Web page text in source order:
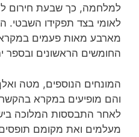
למלחמה, כך שבעת חירום
לאומי בצד תפקידו השבטי.
מארבע מאות פעמים
החומשים הראשונים ובספר
המונחים הנוספים, מטה
והם מופיעים במקרא
לאחר התבססות המלוכה
מעלמים ואת מקומם